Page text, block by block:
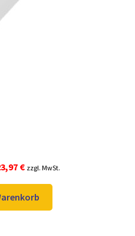
€
€Aktueller
Preis
ist:
23,97 €.
zzgl. MwSt.